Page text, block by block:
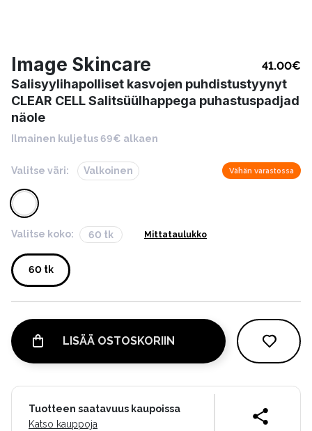
Image Skincare 41.00€
Salisyylihapolliset kasvojen puhdistustyynyt
CLEAR CELL Salitsüülhappega puhastuspadjad
näole
Ilmainen kuljetus 69€ alkaen
Valitse väri: Valkoinen Vähän varastossa
Valitse koko: 60 tk Mittataulukko
60 tk
LISÄÄ OSTOSKORIIN
Tuotteen saatavuus kaupoissa
Katso kauppoja